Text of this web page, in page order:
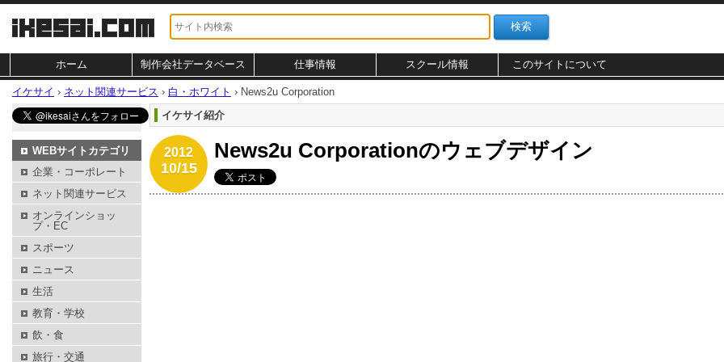
ホーム 制作会社データベース 仕事情報 スクール情報 このサイトについて
イケサイ › ネット関連サービス › 白・ホワイト › News2u Corporation
イケサイ紹介
2012
10/15
News2u Corporationのウェブデザイン
WEBサイトカテゴリ
企業・コーポレート
ネット関連サービス
オンラインショッ
プ・EC
スポーツ
ニュース
生活
教育・学校
飲・食
旅行・交通